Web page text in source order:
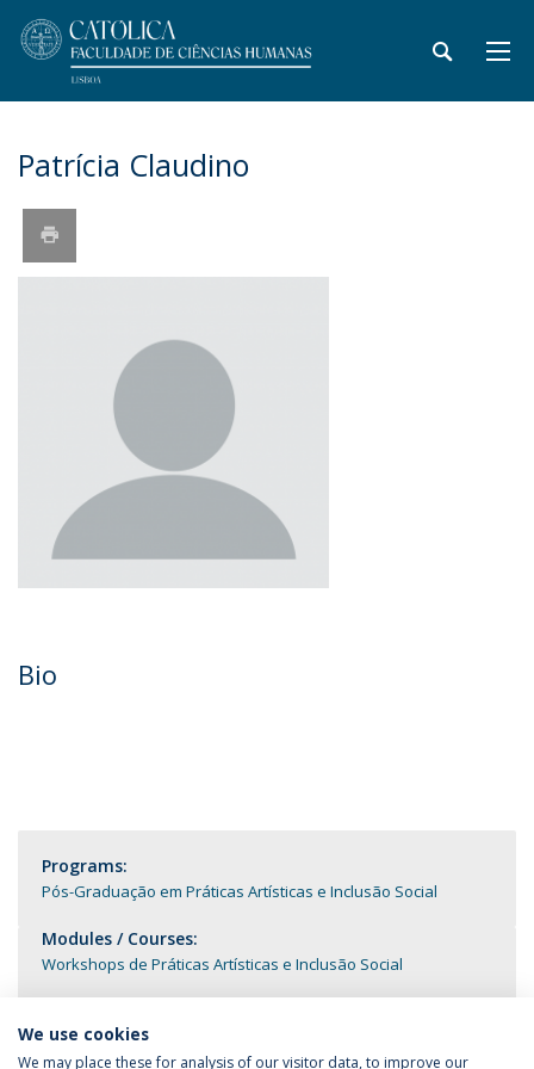
Patrícia Claudino
Bio
Programs:
Pós-Graduação em Práticas Artísticas e Inclusão Social
Modules / Courses:
Workshops de Práticas Artísticas e Inclusão Social
We use cookies
We may place these for analysis of our visitor data, to improve our